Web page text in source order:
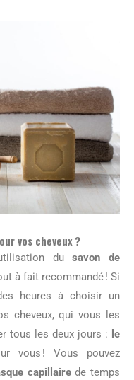
vos cheveux ?
dusavon de
à fait recommandé ! Si
heures à choisir un
cheveux, qui vous les
tous les deux jours : le
vous ! Vous pouvez
capillairede temps